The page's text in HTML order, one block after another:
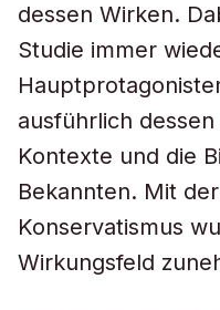
dessen Wirken.
Studie immer
ausführlich
Kontexte und die
Bekannten. Mit
Konservatismus
Wirkungsfeld